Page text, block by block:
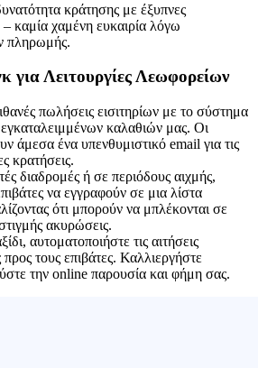
κράτησης με έξυπνες
– καμία χαμένη ευκαιρία λόγω
πληρωμής.
για Λειτουργίες Λεωφορείων
πωλήσεις εισιτηρίων με το σύστημα
καλαθιών μας. Οι
άμεσα ένα υπενθυμιστικό email για τις
κρατήσεις.
διαδρομές ή σε περιόδους αιχμής,
να εγγραφούν σε μια λίστα
ότι μπορούν να μπλέκονται σε
ακυρώσεις.
αυτοματοποιήστε τις αιτήσεις
τους επιβάτες. Καλλιεργήστε
την online παρουσία και φήμη σας.